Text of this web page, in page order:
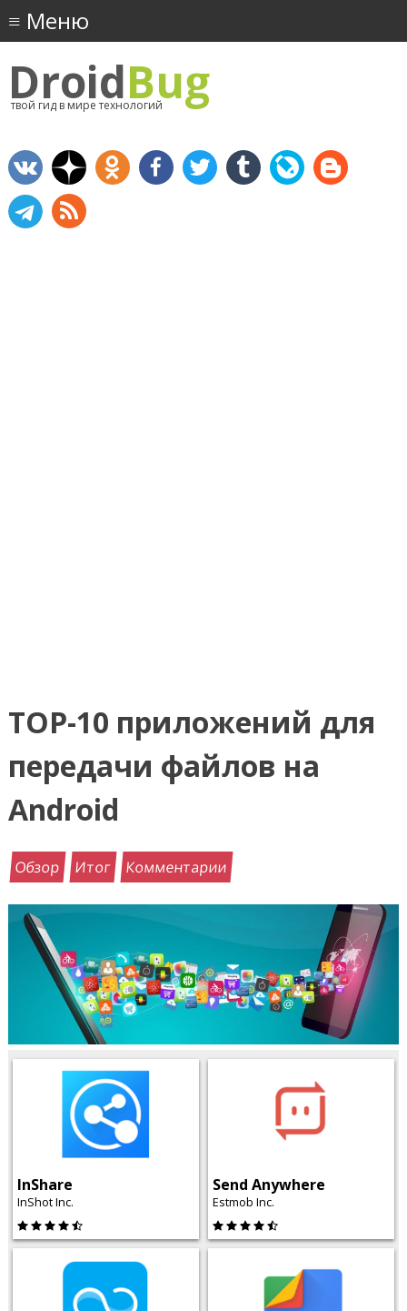
DroidBug
твой гид в мире технологий
TOP-10 приложений для
передачи файлов на
Android
Обзор Итог Комментарии
InShare
InShot Inc.
Send Anywhere
Estmob Inc.